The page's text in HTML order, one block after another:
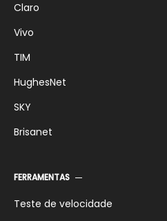
Claro
Vivo
TIM
HughesNet
SKY
Brisanet
FERRAMENTAS
Teste de velocidade